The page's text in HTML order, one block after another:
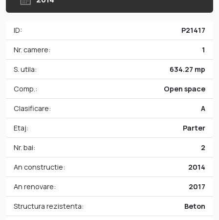
ID: P21417
Nr. camere: 1
S. utila: 634.27 mp
Comp.: Open space
Clasificare: A
Etaj: Parter
Nr. bai: 2
An constructie: 2014
An renovare: 2017
Structura rezistenta: Beton